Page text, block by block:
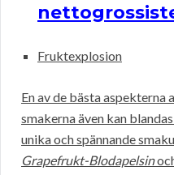
Fruktexplosion
En av de bästa
smakerna även kan
unika och spännande
Grapefrukt-Blodapelsin